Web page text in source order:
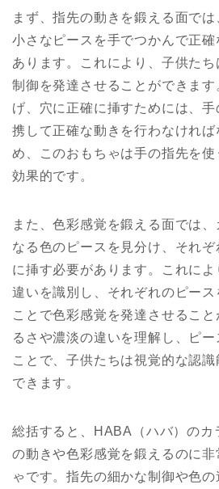
まず、指先の動きを鍛える面で
小さなピースを手でつかんで正
あります。これにより、子供た
制御を発達させることができま
げ、穴に正確に挿すためには、
携して正確な動きを行わなけれ
め、このおもちゃは手の指先を
効果的です。
また、色彩感覚を鍛える面では
なる色のピースを見分け、それ
に挿す必要があります。これに
違いを識別し、それぞれのピー
ことで色彩感覚を発達させるこ
るさや濃淡の違いを理解し、ピ
ことで、子供たちは視覚的な認
できます。
総括すると、HABA（ハバ）のカ
の動きや色彩感覚を鍛えるのに
ゃです。指先の細かな制御や色